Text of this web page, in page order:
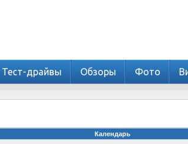
Тест-драйвы Обзоры Фото
Календарь